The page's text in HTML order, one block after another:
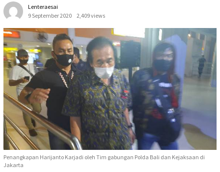
Lenteraesai
9 September 2020
2,409 views
Penangkapan Harijanto Karjadi oleh Tim gabungan Polda Bali dan Kejaksaan di
Jakarta